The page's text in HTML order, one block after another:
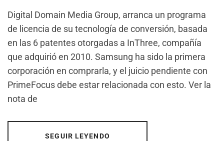
Digital Domain Media Group, arranca un programa
de licencia de su tecnología de conversión, basada
en las 6 patentes otorgadas a InThree, compañía
que adquirió en 2010. Samsung ha sido la primera
corporación en comprarla, y el juicio pendiente con
PrimeFocus debe estar relacionada con esto. Ver la
nota de
SEGUIR LEYENDO